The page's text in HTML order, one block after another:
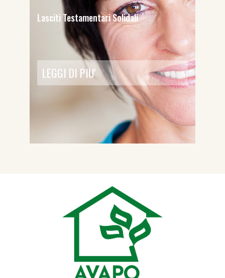
Lasciti Testamentari Solidali
LEGGI DI PIU'